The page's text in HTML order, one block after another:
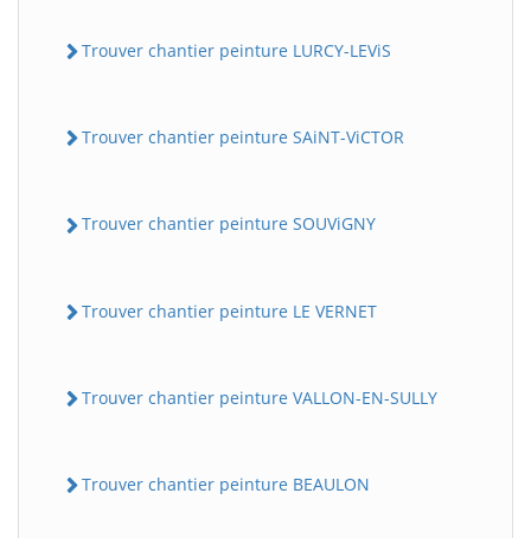
Trouver chantier peinture LURCY-LEViS
Trouver chantier peinture SAiNT-ViCTOR
Trouver chantier peinture SOUViGNY
Trouver chantier peinture LE VERNET
Trouver chantier peinture VALLON-EN-SULLY
Trouver chantier peinture BEAULON